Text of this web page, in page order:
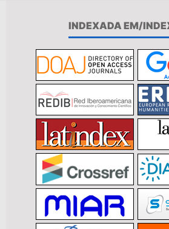
INDEXADA EM/